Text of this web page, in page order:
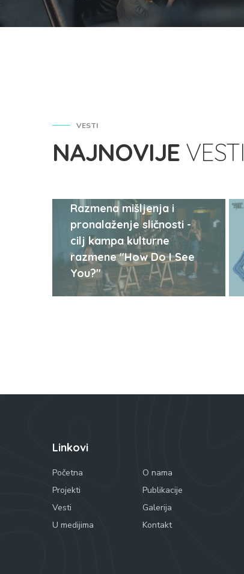
VESTI
NAJNOVIJE VESTI
Razmena mišljenja i
pronalaženje sličnosti -
cilj kampa kulturne
razmene "How Do I See
You?"
Linkovi
Početna
O nama
Projekti
Publikacije
Vesti
Galerija
U medijima
Kontakt